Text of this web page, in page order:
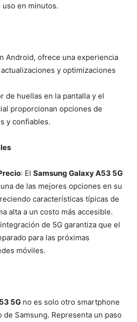
en minutos.
Android, ofrece una experiencia
y optimizaciones
de huellas en la pantalla y el
proporcionan opciones de
y confiables.
: El Samsung Galaxy A53 5G
de las mejores opciones en su
características típicas de
alta a un costo más accesible.
de 5G garantiza que el
para las próximas
móviles.
5G no es solo otro smartphone
Samsung. Representa un paso